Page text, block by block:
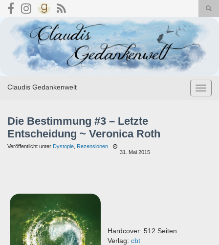
Search for:
Claudis Gedankenwelt
Die Bestimmung #3 – Letzte
Entscheidung ~ Veronica Roth
Veröffentlicht unter Dystopie Rezensionen
31. Mai 2015
Hardcover: 512 Seiten
Verlag: cbt